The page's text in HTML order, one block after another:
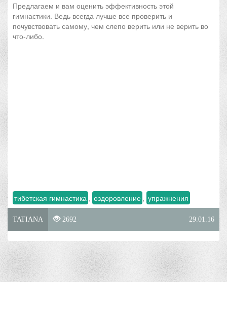
Предлагаем и вам оценить эффективность этой
гимнастики. Ведь всегда лучше все проверить и
почувствовать самому, чем слепо верить или не верить во
что-либо.
тибетская гимнастика , оздоровление , упражнения
TATIANA 2692 29.01.16